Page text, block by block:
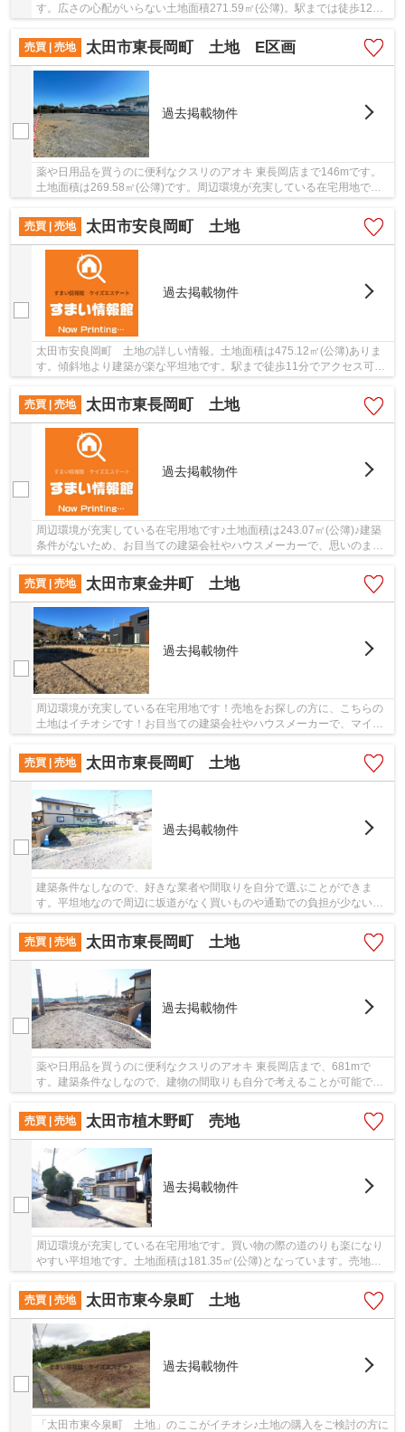
す。広さの心配がいらない土地面積271.59㎡(公簿)。駅までは徒歩12分
売買 | 売地
太田市東長岡町 土地 E区画
過去掲載物件
薬や日用品を買うのに便利なクスリのアオキ 東長岡店まで146mです。
土地面積は269.58㎡(公簿)です。周辺環境が充実している在宅用地で
す。綺麗に整備された売地ですので、面倒な手入れ...
売買 | 売地
太田市安良岡町 土地
過去掲載物件
太田市安良岡町 土地の詳しい情報。土地面積は475.12㎡(公簿)ありま
す。傾斜地より建築が楽な平坦地です。駅まで徒歩11分でアクセス可能
です。太田市で土地を買うなら東武伊勢崎・大...
売買 | 売地
太田市東長岡町 土地
過去掲載物件
周辺環境が充実している在宅用地です♪土地面積は243.07㎡(公簿)♪建築
条件がないため、お目当ての建築会社やハウスメーカーで、思いのまま
売買 | 売地
太田市東金井町 土地
過去掲載物件
周辺環境が充実している在宅用地です！売地をお探しの方に、こちらの
土地はイチオシです！お目当ての建築会社やハウスメーカーで、マイホ
売買 | 売地
太田市東長岡町 土地
過去掲載物件
建築条件なしなので、好きな業者や間取りを自分で選ぶことができま
す。平坦地なので周辺に坂道がなく買いものや通勤での負担が少ない立
売買 | 売地
太田市東長岡町 土地
過去掲載物件
薬や日用品を買うのに便利なクスリのアオキ 東長岡店まで、681mで
す。建築条件なしなので、建物の間取りも自分で考えることが可能で、
売買 | 売地
太田市植木野町 売地
過去掲載物件
周辺環境が充実している在宅用地です。買い物の際の道のりも楽になり
やすい平坦地です。土地面積は181.35㎡(公簿)となっています。売地を
お探しの方におすすめの土地です。東武伊勢崎...
売買 | 売地
太田市東今泉町 土地
過去掲載物件
「太田市東今泉町 土地」のここがイチオシ♪土地の購入をご検討の方に